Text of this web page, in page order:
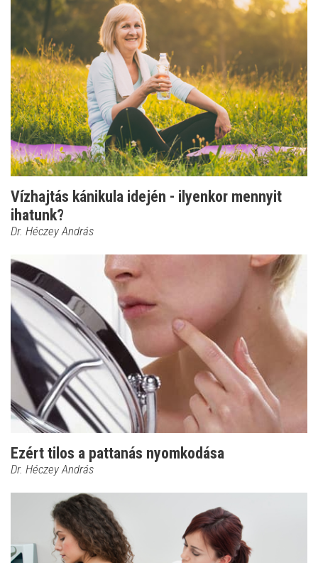
Vízhajtás kánikula idején - ilyenkor mennyit
ihatunk?
Dr. Héczey András
Ezért tilos a pattanás nyomkodása
Dr. Héczey András